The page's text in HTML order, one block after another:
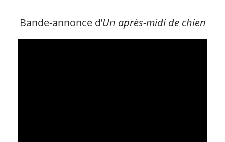
Bande-annonce d’Un après-midi de chien